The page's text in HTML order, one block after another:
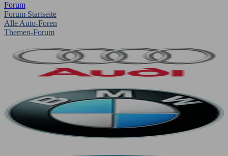
Forum
Forum Startseite
Alle Auto-Foren
Themen-Forum